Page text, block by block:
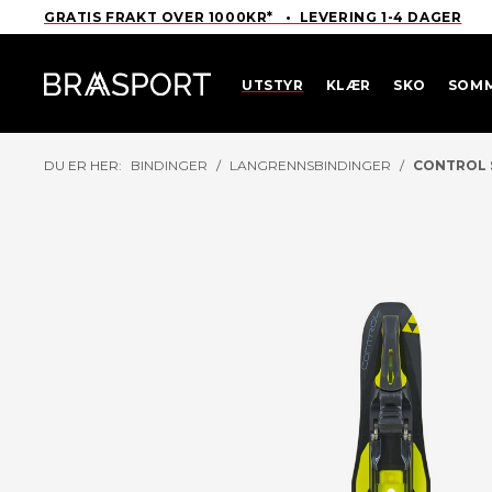
GRATIS FRAKT OVER 1000KR* • LEVERING 1-4 DAGER
UTSTYR KLÆR SKO
DU ER HER: BINDINGER / LANGRENNSBINDINGER / CONTROL